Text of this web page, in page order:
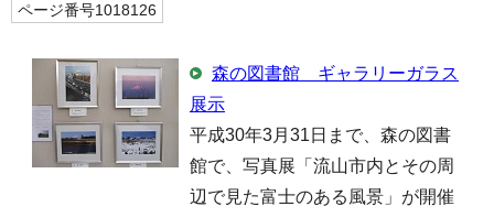
ページ番号1018126
森の図書館 ギャラリーガラス
展示
平成30年3月31日まで、森の図書
館で、写真展「流山市内とその周
辺で見た富士のある風景」が開催